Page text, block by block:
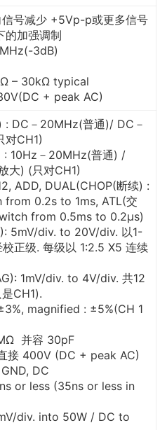
号减少 +5Vp-p或更多信号
的加强调制
3dB)
– 30kΩ typical
+ peak AC)
: DC－20MHz(普通)/ DC－
对CH1)
: 10Hz－20MHz(普通) /
大) (只对CH1)
ADD, DUAL(CHOP(断续) :
0.2s to 1ms, ATL(交
from 0.5ms to 0.2μs)
5mV/div. to 20V/div. 以1-
正级. 每级以 1:2.5 X5 连续
1mV/div. to 4V/div. 共12
CH1).
magnified : ±5%(CH 1
并容 30pF
接 400V (DC + peak AC)
DC
or less (35ns or less in
div. into 50W / DC to